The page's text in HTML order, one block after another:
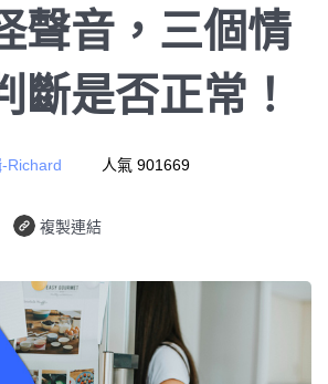
聲音，三個情
斷是否正常！
Richard 人氣 901669
複製連結